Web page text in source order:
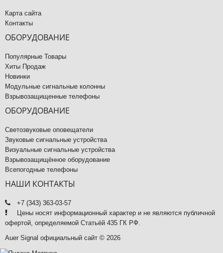
Карта сайта
Контакты
ОБОРУДОВАНИЕ
Популярные Товары
Хиты Продаж
Новинки
Модульные сигнальные колонны
Взрывозащищенные телефоны
ОБОРУДОВАНИЕ
Светозвуковые оповещатели
Звуковые сигнальные устройства
Визуальные сигнальные устройства
Взрывозащищённое оборудование
Всепогодные телефоны
НАШИ КОНТАКТЫ
+7 (343) 363-03-57
Цены носят информационный характер и не являются публичной
офертой, определяемой Статьёй 435 ГК РФ.
Auer Signal официальный сайт © 2026